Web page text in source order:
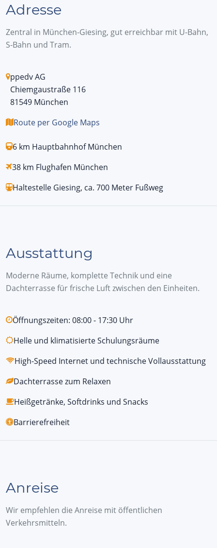
Adresse
Zentral in München-Giesing, gut erreichbar mit U-Bahn,
S-Bahn und Tram.
ppedv AG
Chiemgaustraße 116
81549 München
Route per Google Maps
6 km Hauptbahnhof München
38 km Flughafen München
Haltestelle Giesing, ca. 700 Meter Fußweg
Ausstattung
Moderne Räume, komplette Technik und eine
Dachterrasse für frische Luft zwischen den Einheiten.
Öffnungszeiten: 08:00 - 17:30 Uhr
Helle und klimatisierte Schulungsräume
High-Speed Internet und technische Vollausstattung
Dachterrasse zum Relaxen
Heißgetränke, Softdrinks und Snacks
Barrierefreiheit
Anreise
Wir empfehlen die Anreise mit öffentlichen
Verkehrsmitteln.